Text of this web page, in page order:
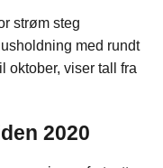
strøm steg
med rundt
oktober, viser tall fra
2020